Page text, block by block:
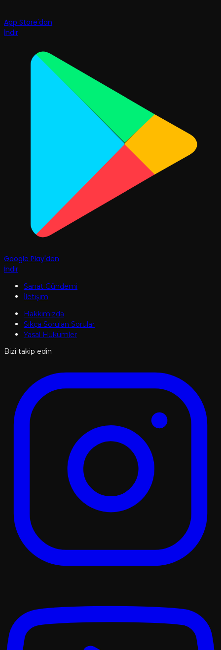
App Store'dan
İndir
Google Play'den
İndir
Sanat Gündemi
İletişim
Hakkımızda
Sıkça Sorulan Sorular
Yasal Hükümler
Bizi takip edin